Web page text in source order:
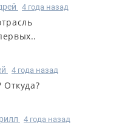
4 года назад
4 года назад
Откуда?
4 года назад